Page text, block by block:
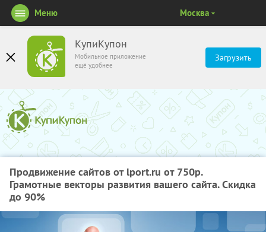
КупиКупон
Мобильное приложение
ещё удобнее
Загрузить
Меню Москва
Продвижение сайтов от lport.ru от 750р.
Грамотные векторы развития вашего сайта. Скидка
до 90%